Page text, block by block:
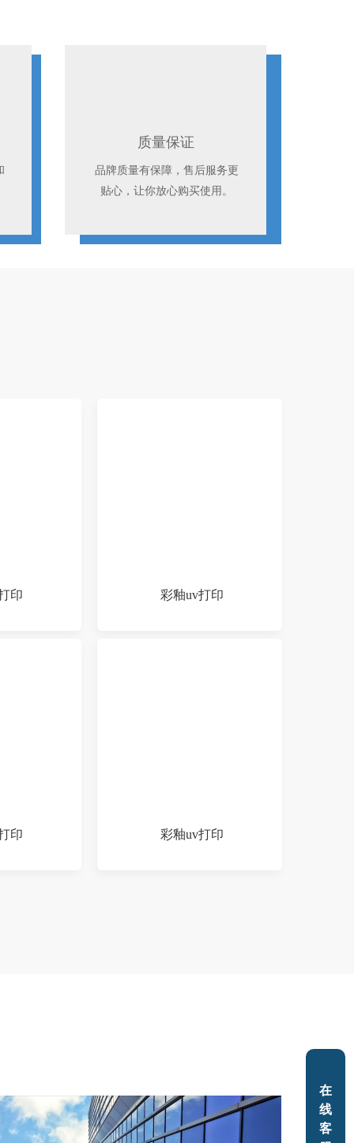
质量保证
品牌质量有保障，售后服务更
贴心，让你放心购买使用。
印 彩釉uv打印
印 彩釉uv打印
回顶
在
线
客
按钮